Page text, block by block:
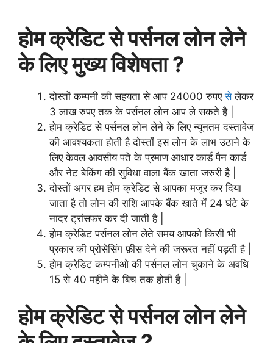
होम क्रेडिट से पर्सनल लोन लेने
के लिए मुख्य विशेषता ?
दोस्तों कम्पनी की सहयता से आप 24000 रुपएसेलेकर
3 लाख रुपए तक के पर्सनल लोन आप ले सकते है |
होम क्रेडिट से पर्सनल लोन लेने के लिए न्यूनतम दस्तावेज
की आवश्यकता होती है दोस्तों इस लोन के लाभ उठाने के
लिए केवल आवसीय पते के प्रमाण आधार कार्ड पैन कार्ड
और नेट बेकिंग की सुविधा वाला बैंक खाता जरुरी है |
दोस्तों अगर हम होम क्रेडिट से आपका मजूर कर दिया
जाता है तो लोन की राशि आपके बैंक खाते में 24 घंटे के
नादर ट्रांसफर कर दी जाती है |
होम क्रेडिट पर्सनल लोन लेते समय आपको किसी भी
प्रकार की प्रोसेसिंग फ़ीस देने की जरूरत नहीं पड़ती है |
होम क्रेडिट कम्पनीओ की पर्सनल लोन चुकाने के अवधि
15 से 40 महीने के बिच तक होती है |
होम क्रेडिट से पर्सनल लोन लेने